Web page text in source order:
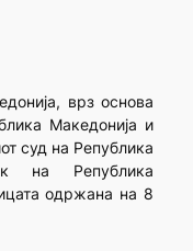
врз основа
Македонија и
суд на Република
на Република
одржана на 8